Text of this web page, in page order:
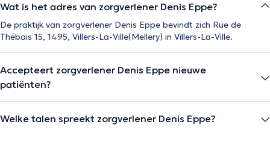
Wat is het adres van zorgverlener Denis Eppe?
De praktijk van zorgverlener Denis Eppe bevindt zich Rue de
Thébais 15, 1495, Villers-La-Ville(Mellery) in Villers-La-Ville.
Accepteert zorgverlener Denis Eppe nieuwe
patiënten?
Welke talen spreekt zorgverlener Denis Eppe?